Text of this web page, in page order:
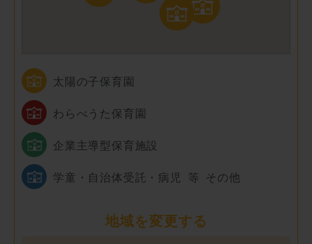
太陽の子保育園
わらべうた保育園
企業主導型保育施設
学童・自治体受託・病児 等 その他
地域を変更する